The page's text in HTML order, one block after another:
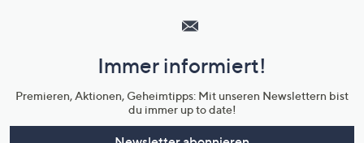
Unternehmensinformationen
Immer informiert!
Premieren, Aktionen, Geheimtipps: Mit unseren Newslettern bist
du immer up to date!